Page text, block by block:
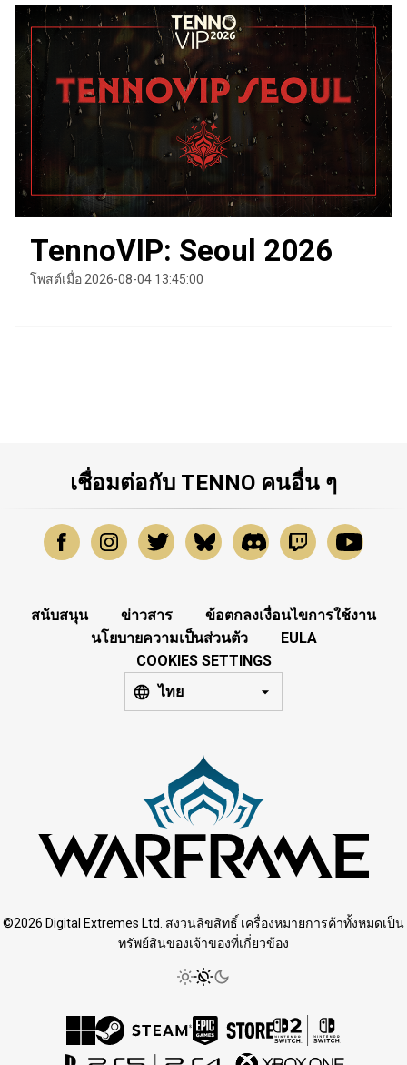
TennoVIP: Seoul 2026
โพสต์เมื่อ 2026-08-04 13:45:00
เชื่อมต่อกับ TENNO คนอื่น ๆ
สนับสนุน ข่าวสาร
ข้อตกลงเงื่อนไขการใช้งาน
นโยบายความเป็นส่วนตัว
EULA
COOKIES SETTINGS
ไทย
©2026 Digital Extremes Ltd. สงวนลิขสิทธิ์ เครื่องหมายการค้าทั้งหมดเป็น
ทรัพย์สินของเจ้าของที่เกี่ยวข้อง